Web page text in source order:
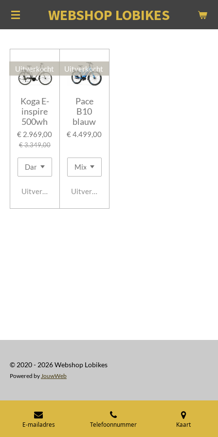
Ga
direct
WEBSHOP LOBIKES
Uitverkocht
Koga E-
inspire
500wh
€ 2.969,00
€ 3.349,00
Uitverkocht
Uitverkocht
Pace
B10
blauw
€ 4.499,00
Uitverkocht
© 2020 - 2026 Webshop Lobikes
Powered by JouwWeb
E-mailadres Telefoonnummer Kaart